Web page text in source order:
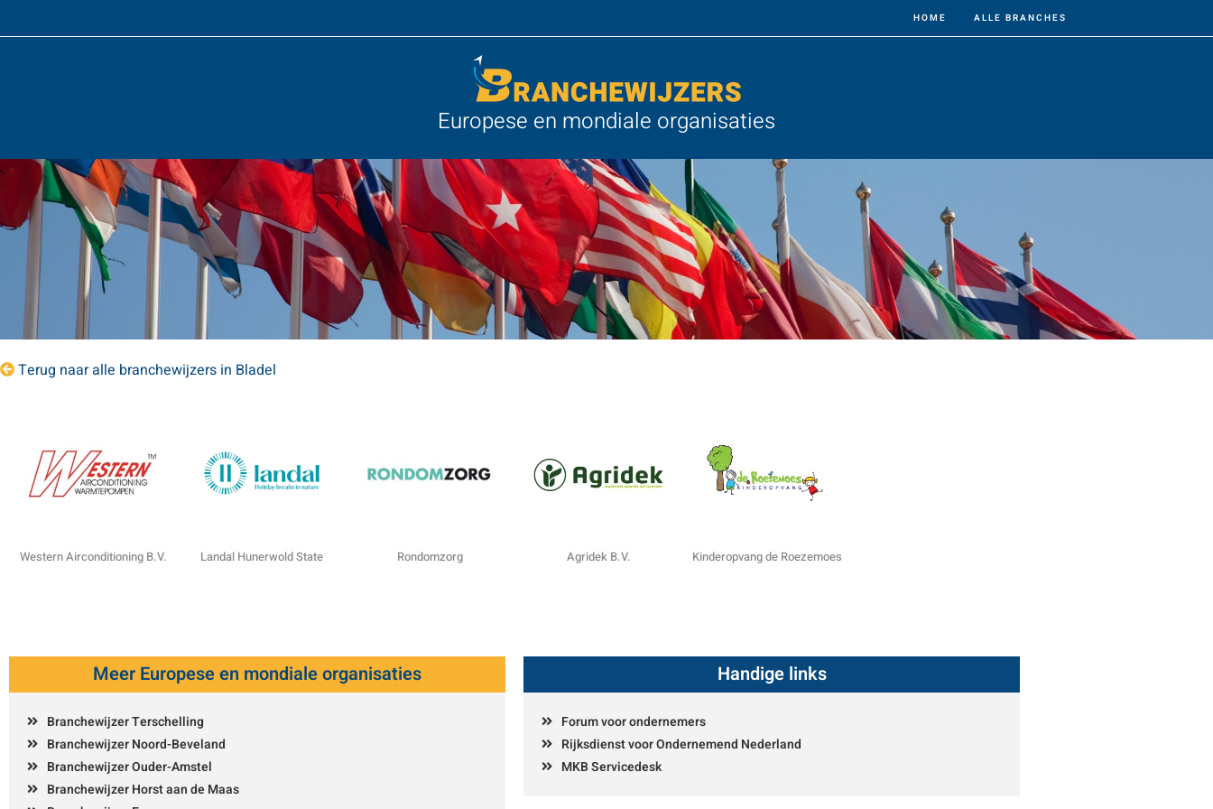
HOME ALLE BRANCHES
Europese en mondiale organisaties
Terug naar alle branchewijzers in Bladel
Western Airconditioning B.V. Landal Hunerwold State Rondomzorg Agridek B.V. Kinderopvang de Roezemoes
Meer Europese en mondiale organisaties
Branchewijzer Terschelling
Branchewijzer Noord-Beveland
Branchewijzer Ouder-Amstel
Branchewijzer Horst aan de Maas
Handige links
Forum voor ondernemers
Rijksdienst voor Ondernemend Nederland
MKB Servicedesk